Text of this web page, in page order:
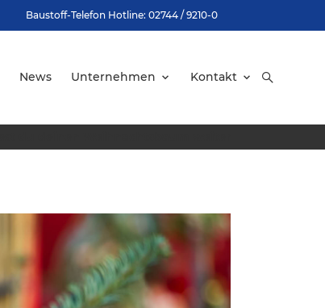
Baustoff-Telefon Hotline: 02744 / 9210-0
News Unternehmen Kontakt